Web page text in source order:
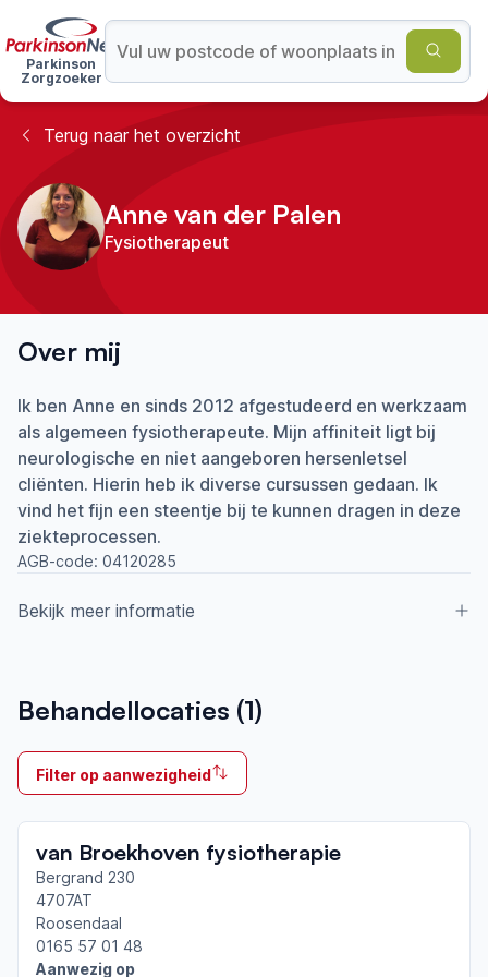
Parkinson
Zorgzoeker
Terug naar het overzicht
Anne van der Palen
Fysiotherapeut
Over mij
Ik ben Anne en sinds 2012 afgestudeerd en werkzaam
als algemeen fysiotherapeute. Mijn affiniteit ligt bij
neurologische en niet aangeboren hersenletsel
cliënten. Hierin heb ik diverse cursussen gedaan. Ik
vind het fijn een steentje bij te kunnen dragen in deze
ziekteprocessen.
AGB-code: 04120285
Bekijk meer informatie
2018
Ik behandel
Op locatie & Thuis
netwerk
Roosendaal
Afgeronde ParkinsonNet-scholingen
ParkinsonNet congres 2026
Behandellocaties (1)
Filter op aanwezigheid
van Broekhoven fysiotherapie
Bergrand 230
4707AT
Roosendaal
0165 57 01 48
Aanwezig op